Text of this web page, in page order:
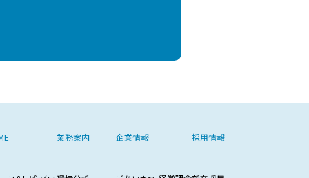
業務案内 企業情報 採用情報